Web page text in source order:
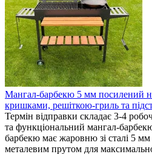
Мангал-барбекю 5 мм посилений
кришками, решіткою-гриль та
Термін відправки складає 3-4
та функціональний мангал-
барбекю має жаровню зі сталі 5
металевим прутом для